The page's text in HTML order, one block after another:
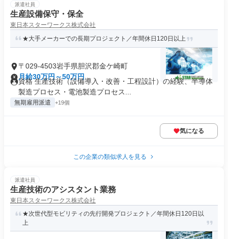
派遣社員
生産設備保守・保全
東日本スターワークス株式会社
★大手メーカーでの長期プロジェクト／年間休日120日以上
〒029-4503岩手県胆沢郡金ケ崎町
月給30万円～50万円
資格 生産技術（設備導入・改善・工程設計）の経験、半導体
製造プロセス・電池製造プロセス...
無期雇用派遣 +19個
気になる
この企業の類似求人を見る
派遣社員
生産技術のアシスタント業務
東日本スターワークス株式会社
★次世代型モビリティの先行開発プロジェクト／年間休日120日以
上